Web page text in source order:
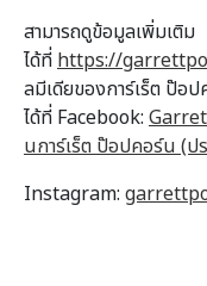
สามารถดูข้อมูลเพิ่มเติม
ได้ที่ https://
ลมีเดียของการ์เร็ต ป๊อ
ได้ที่ Facebook:
นการ์เร็ต ป๊อปคอร์น (ป
Instagram: